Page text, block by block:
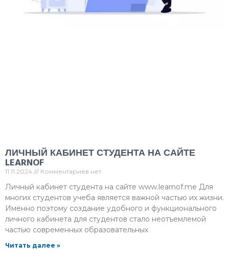
ЛИЧНЫЙ КАБИНЕТ СТУДЕНТА НА САЙТЕ
LEARNOF
11.11.2024 Комментариев нет
Личный кабинет студента на сайте www.learnof.me Для
многих студентов учеба является важной частью их жизни.
Именно поэтому создание удобного и функционального
личного кабинета для студентов стало неотъемлемой
частью современных образовательных
Читать далее »